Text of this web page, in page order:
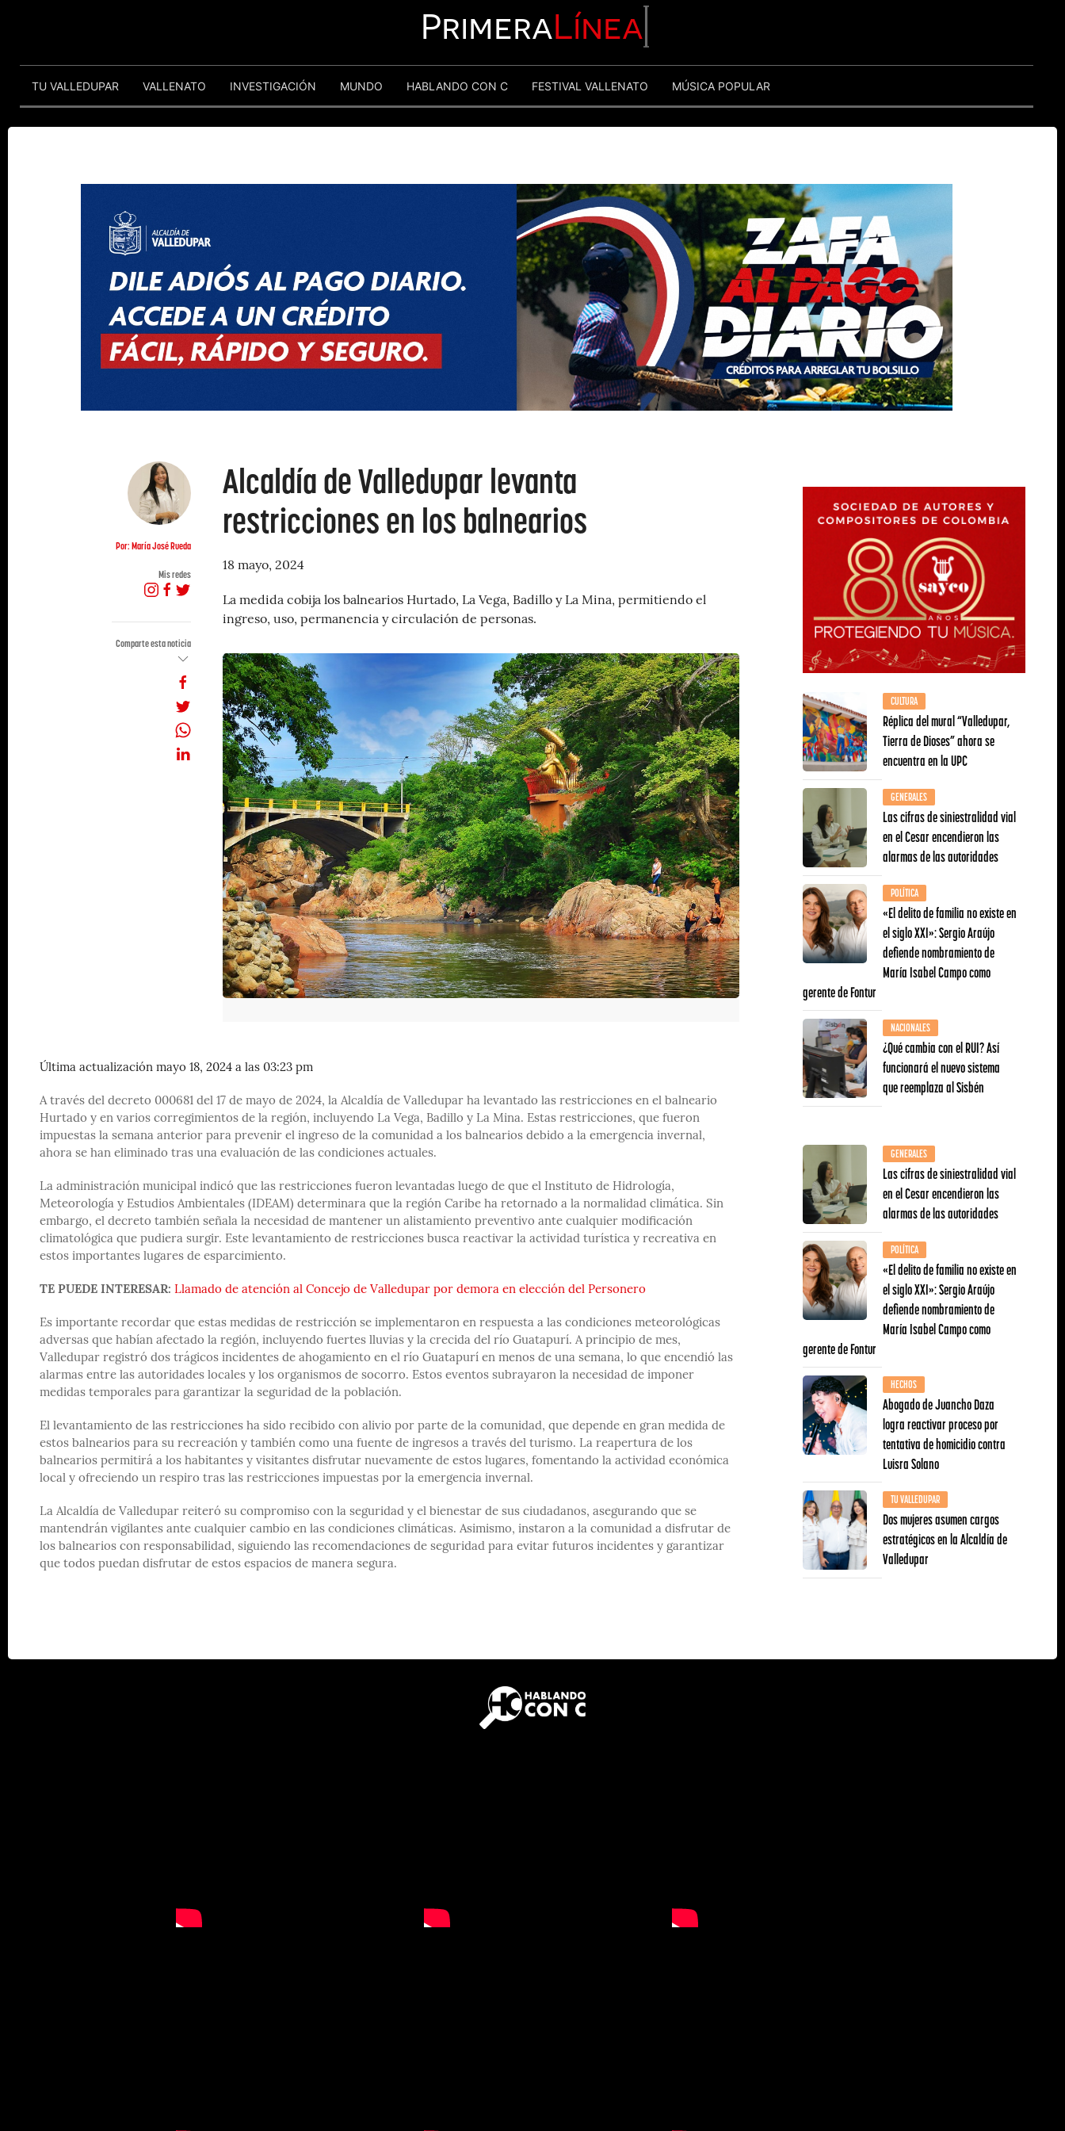
PrimeraLínea
TU VALLEDUPAR VALLENATO INVESTIGACIÓN MUNDO HABLANDO CON C FESTIVAL VALLENATO MÚSICA POPULAR
Por: María José Rueda
Mis redes
Comparte esta noticia
Alcaldía de Valledupar levanta
restricciones en los balnearios
18 mayo, 2024
La medida cobija los balnearios Hurtado, La Vega, Badillo y La Mina, permitiendo el
ingreso, uso, permanencia y circulación de personas.
Última actualización mayo 18, 2024 a las 03:23 pm
A través del decreto 000681 del 17 de mayo de 2024, la Alcaldía de Valledupar ha levantado las restricciones en el balneario
Hurtado y en varios corregimientos de la región, incluyendo La Vega, Badillo y La Mina. Estas restricciones, que fueron
impuestas la semana anterior para prevenir el ingreso de la comunidad a los balnearios debido a la emergencia invernal,
ahora se han eliminado tras una evaluación de las condiciones actuales.
La administración municipal indicó que las restricciones fueron levantadas luego de que el Instituto de Hidrología,
Meteorología y Estudios Ambientales (IDEAM) determinara que la región Caribe ha retornado a la normalidad climática. Sin
embargo, el decreto también señala la necesidad de mantener un alistamiento preventivo ante cualquier modificación
climatológica que pudiera surgir. Este levantamiento de restricciones busca reactivar la actividad turística y recreativa en
estos importantes lugares de esparcimiento.
TE PUEDE INTERESAR: Llamado de atención al Concejo de Valledupar por demora en elección del Personero
Es importante recordar que estas medidas de restricción se implementaron en respuesta a las condiciones meteorológicas
adversas que habían afectado la región, incluyendo fuertes lluvias y la crecida del río Guatapurí. A principio de mes,
Valledupar registró dos trágicos incidentes de ahogamiento en el río Guatapurí en menos de una semana, lo que encendió las
alarmas entre las autoridades locales y los organismos de socorro. Estos eventos subrayaron la necesidad de imponer
medidas temporales para garantizar la seguridad de la población.
El levantamiento de las restricciones ha sido recibido con alivio por parte de la comunidad, que depende en gran medida de
estos balnearios para su recreación y también como una fuente de ingresos a través del turismo. La reapertura de los
balnearios permitirá a los habitantes y visitantes disfrutar nuevamente de estos lugares, fomentando la actividad económica
local y ofreciendo un respiro tras las restricciones impuestas por la emergencia invernal.
La Alcaldía de Valledupar reiteró su compromiso con la seguridad y el bienestar de sus ciudadanos, asegurando que se
mantendrán vigilantes ante cualquier cambio en las condiciones climáticas. Asimismo, instaron a la comunidad a disfrutar de
los balnearios con responsabilidad, siguiendo las recomendaciones de seguridad para evitar futuros incidentes y garantizar
que todos puedan disfrutar de estos espacios de manera segura.
CULTURA
Réplica del mural “Valledupar,
Tierra de Dioses” ahora se
encuentra en la UPC
GENERALES
Las cifras de siniestralidad vial
en el Cesar encendieron las
alarmas de las autoridades
POLÍTICA
«El delito de familia no existe en
el siglo XXI»: Sergio Araújo
defiende nombramiento de
María Isabel Campo como
gerente de Fontur
NACIONALES
¿Qué cambia con el RUI? Así
funcionará el nuevo sistema
que reemplaza al Sisbén
GENERALES
Las cifras de siniestralidad vial
en el Cesar encendieron las
alarmas de las autoridades
POLÍTICA
«El delito de familia no existe en
el siglo XXI»: Sergio Araújo
defiende nombramiento de
María Isabel Campo como
gerente de Fontur
HECHOS
Abogado de Juancho Daza
logra reactivar proceso por
tentativa de homicidio contra
Luisra Solano
TU VALLEDUPAR
Dos mujeres asumen cargos
estratégicos en la Alcaldía de
Valledupar